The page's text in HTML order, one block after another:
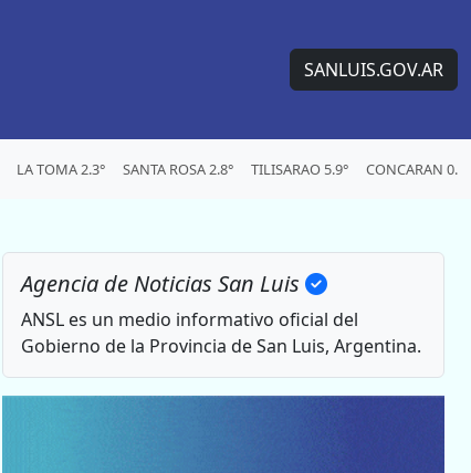
SANLUIS.GOV.AR
LA TOMA 2.3° SANTA ROSA 2.8° TILISARAO 5.9° CONCARAN 0.1°
Agencia de Noticias San Luis
ANSL es un medio informativo oficial del
Gobierno de la Provincia de San Luis, Argentina.